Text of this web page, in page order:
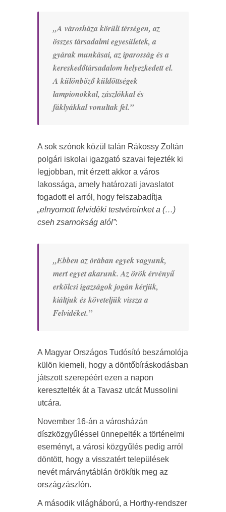
„A városháza körüli térségen, az
összes társadalmi egyesületek, a
gyárak munkásai, az iparosság és a
kereskedőtársadalom helyezkedett el.
A különböző küldöttségek
lampionokkal, zászlókkal és
fáklyákkal vonultak fel.”
A sok szónok közül talán Rákossy Zoltán
polgári iskolai igazgató szavai fejezték ki
legjobban, mit érzett akkor a város
lakossága, amely határozati javaslatot
fogadott el arról, hogy felszabadítja
„elnyomott felvidéki testvéreinket a (…)
cseh zsarnokság alól”:
„Ebben az órában egyek vagyunk,
mert egyet akarunk. Az örök érvényű
erkölcsi igazságok jogán kérjük,
kiáltjuk és követeljük vissza a
Felvidéket.”
A Magyar Országos Tudósító beszámolója
külön kiemeli, hogy a döntőbíráskodásban
játszott szerepéért ezen a napon
keresztelték át a Tavasz utcát Mussolini
utcára.
November 16-án a városházán
díszközgyűléssel ünnepelték a történelmi
eseményt, a városi közgyűlés pedig arról
döntött, hogy a visszatért települések
nevét márványtáblán örökítik meg az
országzászlón.
A második világháború, a Horthy-rendszer